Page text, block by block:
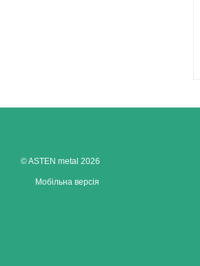
© ASTEN metal 2026
Мобільна версія